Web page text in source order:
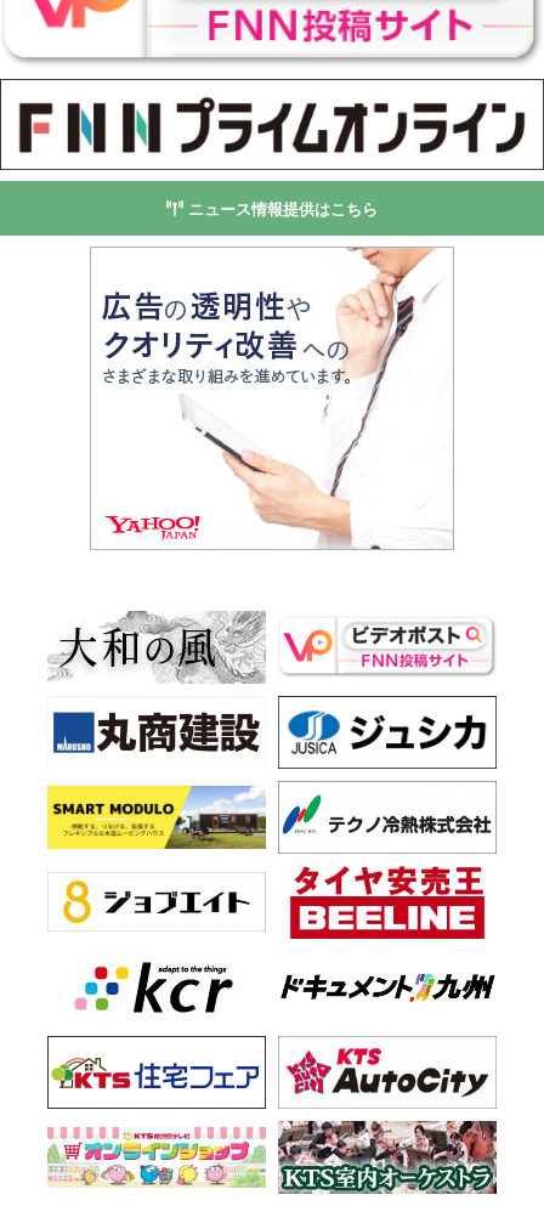
ニュース情報提供はこちら